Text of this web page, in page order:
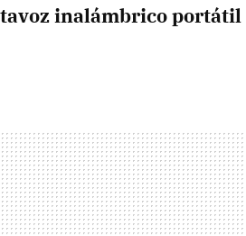
inalámbrico portátil